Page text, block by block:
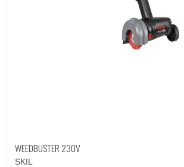
WEEDBUSTER 230V
SKIL